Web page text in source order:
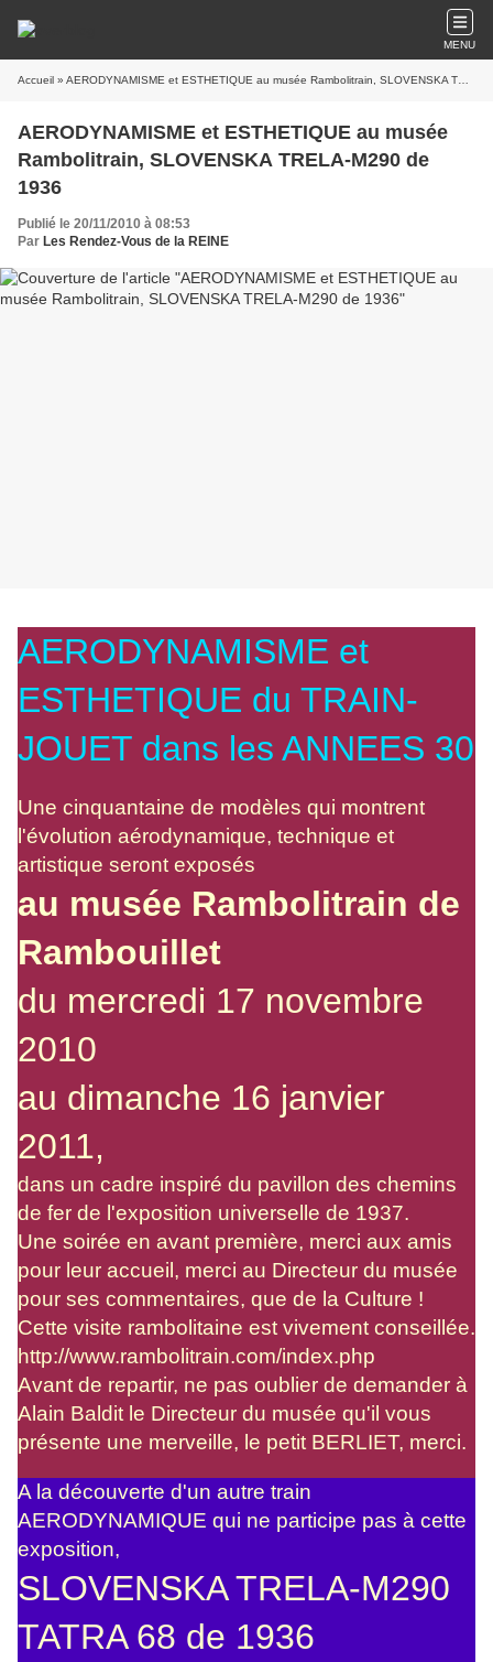
MENU
Accueil » AERODYNAMISME et ESTHETIQUE au musée Rambolitrain, SLOVENSKA TRELA-M290 de 1936
AERODYNAMISME et ESTHETIQUE au musée
Rambolitrain, SLOVENSKA TRELA-M290 de
1936
Publié le 20/11/2010 à 08:53
Par Les Rendez-Vous de la REINE
AERODYNAMISME et
ESTHETIQUE du TRAIN-
JOUET dans les ANNEES 30
Une cinquantaine de modèles qui montrent
l'évolution aérodynamique, technique et
artistique seront exposés
au musée Rambolitrain de
Rambouillet
du mercredi 17 novembre
2010
au dimanche 16 janvier
2011,
dans un cadre inspiré du pavillon des chemins
de fer de l'exposition universelle de 1937.
Une soirée en avant première, merci aux amis
pour leur accueil, merci au Directeur du musée
pour ses commentaires, que de la Culture !
Cette visite rambolitaine est vivement conseillée.
http://www.rambolitrain.com/index.php
Avant de repartir, ne pas oublier de demander à
Alain Baldit le Directeur du musée qu'il vous
présente une merveille, le petit BERLIET, merci.
A la découverte d'un autre train
AERODYNAMIQUE qui ne participe pas à cette
exposition,
SLOVENSKA TRELA-M290
TATRA 68 de 1936